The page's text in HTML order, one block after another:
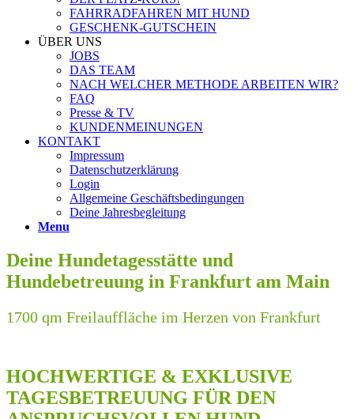
FAHRRADFAHREN MIT HUND
GESCHENK-GUTSCHEIN
ÜBER UNS
JOBS
DAS TEAM
NACH WELCHER METHODE ARBEITEN WIR?
FAQ
Presse & TV
KUNDENMEINUNGEN
KONTAKT
Impressum
Datenschutzerklärung
Login
Allgemeine Geschäftsbedingungen
Deine Jahresbegleitung
Menu
Deine Hundetagesstätte und
Hundebetreuung in Frankfurt am Main
1700 qm Freilauffläche im Herzen von Frankfurt
HOCHWERTIGE & EXKLUSIVE
TAGESBETREUUNG FÜR DEN